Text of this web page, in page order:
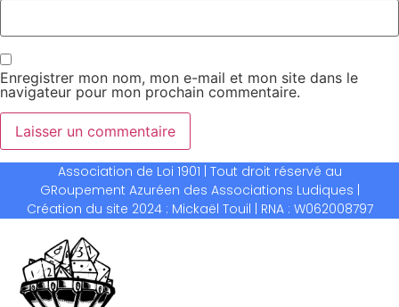
Enregistrer mon nom, mon e-mail et mon site dans le
navigateur pour mon prochain commentaire.
Alternative:Association de Loi 1901 | Tout droit réservé au
GRoupement Azuréen des Associations Ludiques |
Création du site 2024 : Mickaël Touil | RNA : W062008797